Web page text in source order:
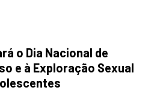
o Dia Nacional de
e à Exploração Sexual